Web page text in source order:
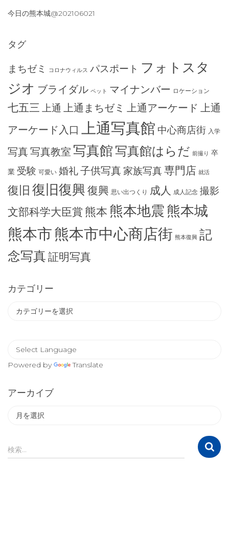
今日の熊本城@202106021
タグ
まちゼミ コロナウィルス パスポート フォトスタ
ジオ ブライダル ペット マイナンバー ロケーション
七五三 上通 上通まちゼミ 上通アーケード 上通
アーケード入口
上通写真館 中心商店街 入学
写真写真教室 写真館 写真館はらだ 前撮り 卒
業 受験 可愛い 婚礼子供写真 家族写真専門店 就活
復旧 復旧復興 復興 思い出つくり 成人 成人記念 撮影
文部科学大臣賞 熊本 熊本地震熊本城
熊本市熊本市中心商店街 熊本復興 記
念写真証明写真
カテゴリー
Powered by
Translate
アーカイブ
イ
ブ
検
索
検索…